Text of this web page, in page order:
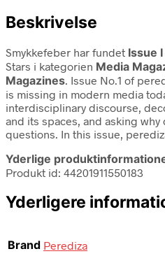
Beskrivelse
Smykkefeber har fundet Issue I
Stars i kategorien Media
Magazines. Issue No.1 of
is missing in modern media
interdisciplinary discourse,
and its spaces, and asking
questions. In this issue,
Yderlige
Produkt id: 44201911550183
Yderligere
Brand Perediza